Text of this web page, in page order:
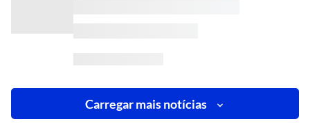
Carregar mais notícias